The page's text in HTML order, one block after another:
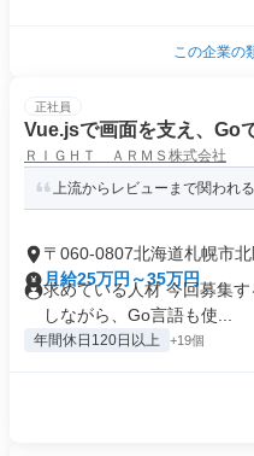
この企業の
正社員
Vue.jsで画面を支え、Go
ＲＩＧＨＴ ＡＲＭＳ株式会社
上流からレビューまで関われ
〒060-0807北海道札幌市
月給25万円～35万円
求めている人材 今回募集
しながら、Go言語も使...
年間休日120日以上 +19個